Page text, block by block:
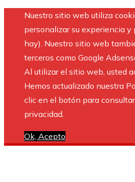
Nuestro sitio web utiliza
personalizar su experiencia
hay). Nuestro sitio web
terceros como Google
Al utilizar el sitio web, usted
Hemos actualizado nuestra
clic en el botón para
privacidad.
Ok, Acepto